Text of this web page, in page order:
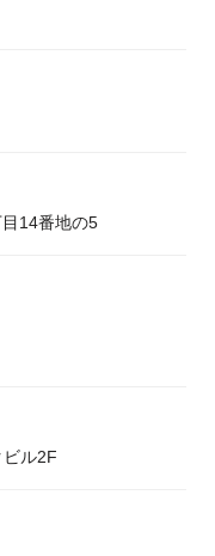
14番地の5
ル2F